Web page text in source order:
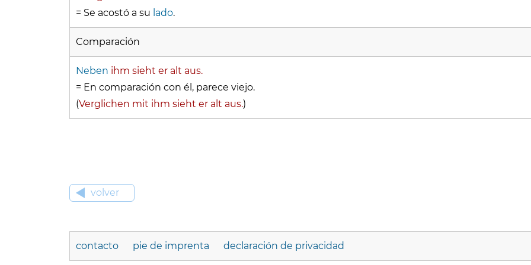
= Se acostó a su lado.
Comparación
Neben ihm sieht er alt aus.
= En comparación con él, parece viejo.
(Verglichen mit ihm sieht er alt aus.)
volver
contacto pie de imprenta declaración de privacidad